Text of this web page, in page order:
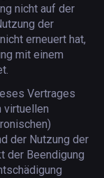
nicht auf der
der
erneuert hat,
mit einem
Vertrages
virtuellen
der Nutzung der
der Beendigung